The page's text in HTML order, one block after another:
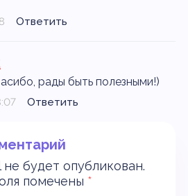
Ответить
рады быть полезными!)
Ответить
будет опубликован.
помечены *